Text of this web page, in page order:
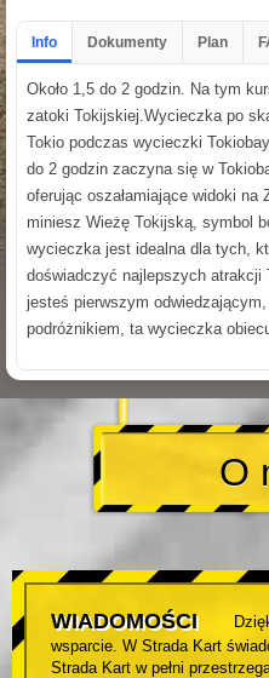
Info Dokumenty Plan
Około 1,5 do 2 godzin. Na tym
zatoki Tokijskiej.Wycieczka po
Tokio podczas wycieczki
do 2 godzin zaczyna się w
oferując oszałamiające widoki na
miniesz Wieżę Tokijską, symbol
wycieczka jest idealna dla tych,
doświadczyć najlepszych atrakcji
jesteś pierwszym
podróżnikiem, ta wycieczka
O
WIADOMOŚCI
wsparcie. W Strada Kart
Strada Kart w pełni